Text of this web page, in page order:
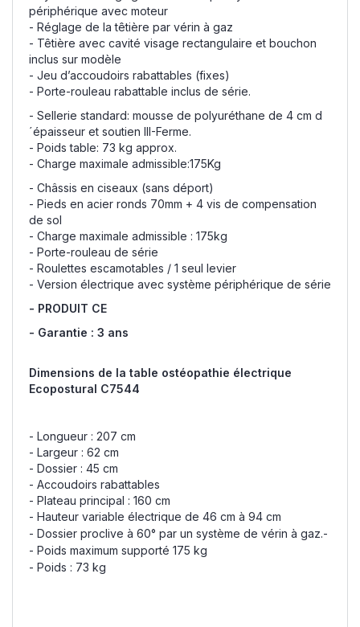
périphérique avec moteur
- Réglage de la têtière par vérin à gaz
- Têtière avec cavité visage rectangulaire et bouchon
inclus sur modèle
- Jeu d’accoudoirs rabattables (fixes)
- Porte-rouleau rabattable inclus de série.
- Sellerie standard: mousse de polyuréthane de 4 cm d
´épaisseur et soutien III-Ferme.
- Poids table: 73 kg approx.
- Charge maximale admissible:175Kg
- Châssis en ciseaux (sans déport)
- Pieds en acier ronds 70mm + 4 vis de compensation
de sol
- Charge maximale admissible : 175kg
- Porte-rouleau de série
- Roulettes escamotables / 1 seul levier
- Version électrique avec système périphérique de série
- PRODUIT CE
- Garantie : 3 ans
Dimensions de la table ostéopathie électrique
Ecopostural C7544
- Longueur : 207 cm
- Largeur : 62 cm
- Dossier : 45 cm
- Accoudoirs rabattables
- Plateau principal : 160 cm
- Hauteur variable électrique de 46 cm à 94 cm
- Dossier proclive à 60° par un système de vérin à gaz.-
- Poids maximum supporté 175 kg
- Poids : 73 kg